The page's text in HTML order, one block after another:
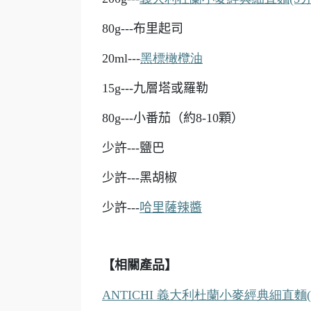
80g---布里起司
20ml---黑標橄欖油
15g---九層塔或羅勒
80g---小番茄（約8-10顆）
少許---鹽巴
少許---黑胡椒
少許---哈里薩辣醬
【相關產品】
ANTICHI 義大利杜蘭小麥經典細直麵